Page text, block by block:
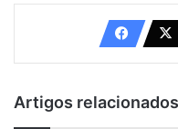
Artigos relacionados